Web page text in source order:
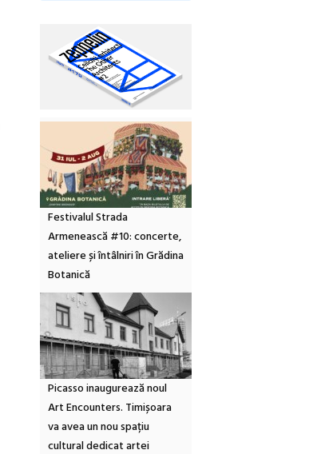
Festivalul Strada
Armenească #10: concerte,
ateliere și întâlniri în Grădina
Botanică
Picasso inaugurează noul
Art Encounters. Timișoara
va avea un nou spațiu
cultural dedicat artei